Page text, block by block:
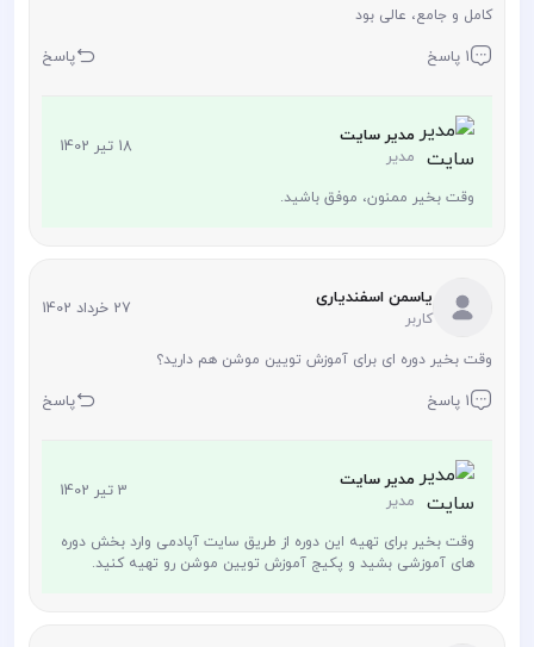
کامل و جامع، عالی بود
1 پاسخ پاسخ
مدیر سایت
مدیر 18 تیر 1402
وقت بخیر ممنون، موفق باشید.
یاسمن اسفندیاری
کاربر 27 خرداد 1402
وقت بخیر دوره ای برای آموزش تویین موشن هم دارید؟
1 پاسخ پاسخ
مدیر سایت
مدیر 3 تیر 1402
وقت بخیر برای تهیه این دوره از طریق سایت آپادمی وارد بخش دوره
های آموزشی بشید و پکیج آموزش تویین موشن رو تهیه کنید.